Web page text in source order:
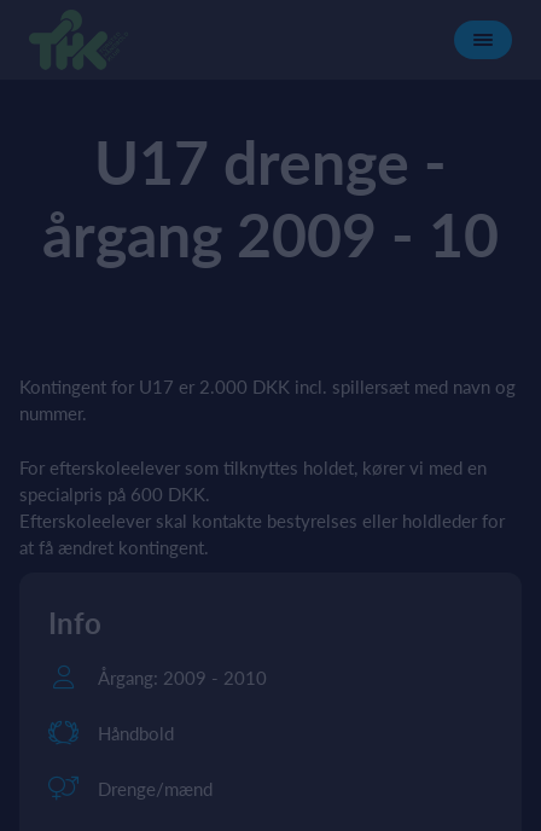
U17 drenge -
årgang 2009 - 10
Kontingent for U17 er 2.000 DKK incl. spillersæt med navn og
nummer.
For efterskoleelever som tilknyttes holdet, kører vi med en
specialpris på 600 DKK.
Efterskoleelever skal kontakte bestyrelses eller holdleder for
at få ændret kontingent.
Info
Årgang: 2009 - 2010
Håndbold
Drenge/mænd